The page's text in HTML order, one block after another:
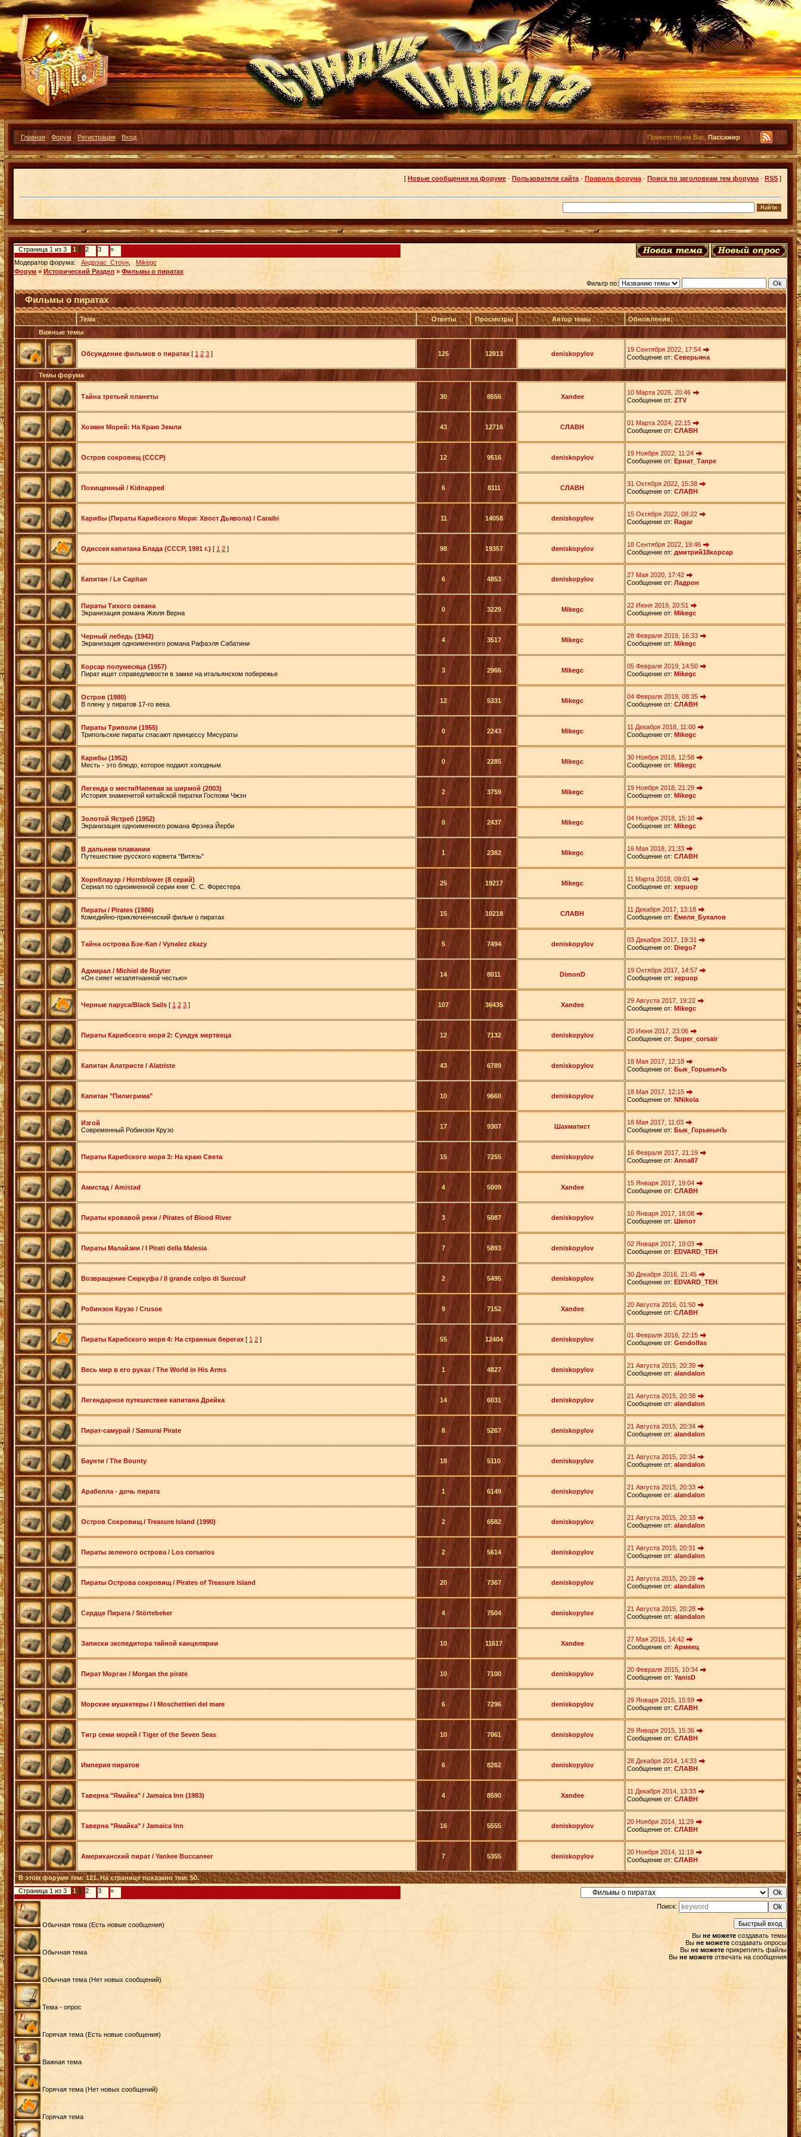
Главная · Форум · Регистрация · Вход Приветствуем Вас, Пассажир
[ Новые сообщения на форуме · Пользователи сайта · Правила форума · Поиск по заголовкам тем форума · RSS ]
Страница 1 из 3 1 2 3
»
Модератор форума:
Андрэас_Стоун
Mikegc
Форум » Исторический Раздел » Фильмы о пиратах
Фильтр по:
Фильмы о пиратах
Тема Ответы Просмотры Автор темы Обновления↓
Важные темы
Обсуждение фильмов о пиратах [ 1 2 3 ] 125 12813 deniskopylov
19 Сентября 2022, 17:54
Сообщение от: Северьяна
Темы форума
Тайна третьей планеты 30 8556 Xandee
10 Марта 2026, 20:46
Сообщение от: ZTV
Хозяин Морей: На Краю Земли 43 12716 СЛАВН
01 Марта 2024, 22:15
Сообщение от: СЛАВН
Остров сокровищ (СССР) 12 9516 deniskopylov
19 Ноября 2022, 11:24
Сообщение от: Ернат_Танре
Похищенный / Kidnapped 6 8111 СЛАВН
31 Октября 2022, 15:38
Сообщение от: СЛАВН
Карибы (Пираты Карибского Моря: Хвост Дьявола) / Caraibi 11 14058 deniskopylov
15 Октября 2022, 09:22
Сообщение от: Ragar
Одиссея капитана Блада (СССР, 1991 г.) [ 1 2 ] 98 19357 deniskopylov
18 Сентября 2022, 19:46
Сообщение от: дмитрий18корсар
Капитан / Le Capitan 6 4853 deniskopylov
27 Мая 2020, 17:42
Сообщение от: Ладрон
Пираты Тихого океана
Экранизация романа Жюля Верна
0 3229 Mikegc
22 Июня 2019, 20:51
Сообщение от: Mikegc
Черный лебедь (1942)
Экранизация одноименного романа Рафаэля Сабатини
4 3517 Mikegc
28 Февраля 2019, 16:33
Сообщение от: Mikegc
Корсар полумесяца (1957)
Пират ищет справедливости в замке на итальянском побережье
3 2966 Mikegc
05 Февраля 2019, 14:50
Сообщение от: Mikegc
Остров (1980)
В плену у пиратов 17-го века.
12 5331 Mikegc
04 Февраля 2019, 08:35
Сообщение от: СЛАВН
Пираты Триполи (1955)
Трипольские пираты спасают принцессу Мисураты
0 2243 Mikegc
11 Декабря 2018, 11:00
Сообщение от: Mikegc
Карибы (1952)
Месть - это блюдо, которое подают холодным
0 2285 Mikegc
30 Ноября 2018, 12:58
Сообщение от: Mikegc
Легенда о мести/Напевая за ширмой (2003)
История знаменитой китайской пиратки Госпожи Чжэн
2 3759 Mikegc
19 Ноября 2018, 21:29
Сообщение от: Mikegc
Золотой Ястреб (1952)
Экранизация одноименного романа Фрэнка Йерби
0 2437 Mikegc
04 Ноября 2018, 15:10
Сообщение от: Mikegc
В дальнем плавании
Путешествие русского корвета "Витязь"
1 2382 Mikegc
16 Мая 2018, 21:33
Сообщение от: СЛАВН
Хорнблауэр / Hornblower (8 серий)
Сериал по одноименной серии книг С. С. Форестера
25 19217 Mikegc
11 Марта 2018, 09:01
Сообщение от: xepuop
Пираты / Pirates (1986)
Комедийно-приключенческий фильм о пиратах
15 10218 СЛАВН
11 Декабря 2017, 13:18
Сообщение от: Емеля_Бухалов
Тайна острова Бэк-Кап / Vynalez zkazy 5 7494 deniskopylov
03 Декабря 2017, 19:31
Сообщение от: Diego7
Адмирал / Michiel de Ruyter
«Он сияет незапятнанной честью»
14 8011 DimonD
19 Октября 2017, 14:57
Сообщение от: xepuop
Черные паруса/Black Sails [ 1 2 3 ] 107 36435 Xandee
29 Августа 2017, 19:22
Сообщение от: Mikegc
Пираты Карибского моря 2: Сундук мертвеца 12 7132 deniskopylov
20 Июня 2017, 23:06
Сообщение от: Super_corsair
Капитан Алатристе / Alatriste 43 6789 deniskopylov
18 Мая 2017, 12:18
Сообщение от: Бык_ГорынычЪ
Капитан "Пилигрима" 10 9660 deniskopylov
18 Мая 2017, 12:15
Сообщение от: NNikola
Изгой
Современный Робинзон Крузо
17 9307 Шахматист
18 Мая 2017, 11:03
Сообщение от: Бык_ГорынычЪ
Пираты Карибского моря 3: На краю Света 15 7255 deniskopylov
16 Февраля 2017, 21:19
Сообщение от: Anna87
Амистад / Amistad 4 5009 Xandee
15 Января 2017, 19:04
Сообщение от: СЛАВН
Пираты кровавой реки / Pirates of Blood River 3 5087 deniskopylov
10 Января 2017, 18:08
Сообщение от: Шепот
Пираты Малайзии / I Pirati della Malesia 7 5893 deniskopylov
02 Января 2017, 19:03
Сообщение от: EDVARD_TEH
Возвращение Сюркуфа / Il grande colpo di Surcouf 2 5495 deniskopylov
30 Декабря 2016, 21:45
Сообщение от: EDVARD_TEH
Робинзон Крузо / Crusoe 9 7152 Xandee
20 Августа 2016, 01:50
Сообщение от: СЛАВН
Пираты Карибского моря 4: На странных берегах [ 1 2 ] 55 12404 deniskopylov
01 Февраля 2016, 22:15
Сообщение от: Gendolfas
Весь мир в его руках / The World in His Arms 1 4827 deniskopylov
21 Августа 2015, 20:39
Сообщение от: alandalon
Легендарное путешествие капитана Дрейка 14 6031 deniskopylov
21 Августа 2015, 20:38
Сообщение от: alandalon
Пират-самурай / Samurai Pirate 8 5267 deniskopylov
21 Августа 2015, 20:34
Сообщение от: alandalon
Баунти / The Bounty 18 5110 deniskopylov
21 Августа 2015, 20:34
Сообщение от: alandalon
Арабелла - дочь пирата 1 6149 deniskopylov
21 Августа 2015, 20:33
Сообщение от: alandalon
Остров Сокровищ / Treasure Island (1990) 2 6582 deniskopylov
21 Августа 2015, 20:33
Сообщение от: alandalon
Пираты зеленого острова / Los corsarios 2 5614 deniskopylov
21 Августа 2015, 20:31
Сообщение от: alandalon
Пираты Острова сокровищ / Pirates of Treasure Island 20 7367 deniskopylov
21 Августа 2015, 20:28
Сообщение от: alandalon
Сердце Пирата / Störtebeker 4 7504 deniskopylov
21 Августа 2015, 20:28
Сообщение от: alandalon
Записки экспедитора тайной канцелярии 10 11617 Xandee
27 Мая 2015, 14:42
Сообщение от: Армеец
Пират Морган / Morgan the pirate 10 7100 deniskopylov
20 Февраля 2015, 10:34
Сообщение от: YanisD
Морские мушкетеры / I Moschettieri del mare 6 7296 deniskopylov
29 Января 2015, 15:59
Сообщение от: СЛАВН
Тигр семи морей / Tiger of the Seven Seas 10 7061 deniskopylov
29 Января 2015, 15:36
Сообщение от: СЛАВН
Империя пиратов 6 8262 deniskopylov
28 Декабря 2014, 14:33
Сообщение от: СЛАВН
Таверна "Ямайка" / Jamaica Inn (1983) 4 8590 Xandee
11 Декабря 2014, 13:33
Сообщение от: СЛАВН
Таверна "Ямайка" / Jamaica Inn 16 5555 deniskopylov
20 Ноября 2014, 11:29
Сообщение от: СЛАВН
Американский пират / Yankee Buccaneer 7 5355 deniskopylov
20 Ноября 2014, 11:19
Сообщение от: СЛАВН
В этом форуме тем:121. На странице показано тем:50.
Страница 1 из 3 1 2 3 »
Обычная тема (Есть новые сообщения)
Обычная тема
Обычная тема (Нет новых сообщений)
Тема - опрос
Горячая тема (Есть новые сообщения)
Важная тема
Горячая тема (Нет новых сообщений)
Горячая тема
Поиск:
Вы не можете создавать темы
Вы не можете создавать опросы
Вы не можете прикреплять файлы
Вы не можете отвечать на сообщения